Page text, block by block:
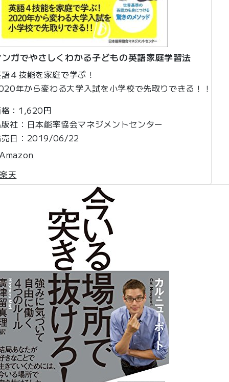
ガでやさしくわかる子どもの英語家庭学習法
４技能を家庭で学ぶ！
年から変わる大学入試を小学校で先取りできる！！
：1,620円
社：日本能率協会マネジメントセンター
売日：2019/06/22
Amazon
楽天